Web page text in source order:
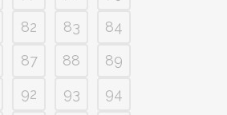
82 83
84
87 88
89
92 93
94